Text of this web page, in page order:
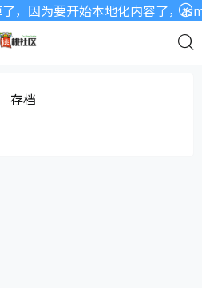
因为要开始本地化内容了，
存档